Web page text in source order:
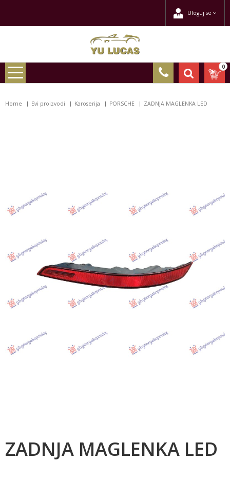
Uloguj se
0
Home Svi proizvodi Karoserija PORSCHE ZADNJA MAGLENKA LED
ZADNJA MAGLENKA LED